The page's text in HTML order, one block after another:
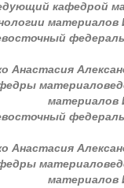
кафедрой
материалов
Анастасия
материалов
Анастасия
материалов